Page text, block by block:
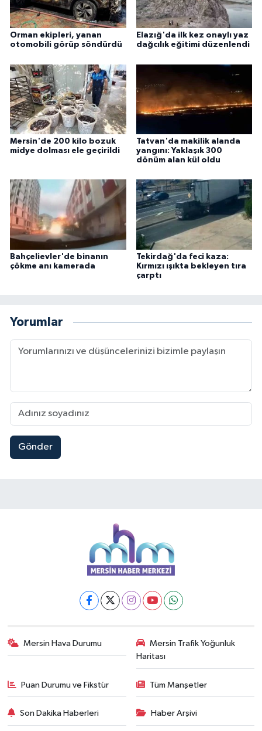
Orman ekipleri, yanan
otomobili görüp söndürdü
Elazığ'da ilk kez onaylı yaz
dağcılık eğitimi düzenlendi
Mersin'de 200 kilo bozuk
midye dolması ele geçirildi
Tatvan'da makilik alanda
yangını: Yaklaşık 300
dönüm alan kül oldu
Bahçelievler'de binanın
çökme anı kamerada
Tekirdağ'da feci kaza:
Kırmızı ışıkta bekleyen tıra
çarptı
Yorumlar
Gönder
Mersin Hava Durumu
Mersin Trafik Yoğunluk
Haritası
Puan Durumu ve Fikstür Tüm Manşetler
Son Dakika Haberleri Haber Arşivi